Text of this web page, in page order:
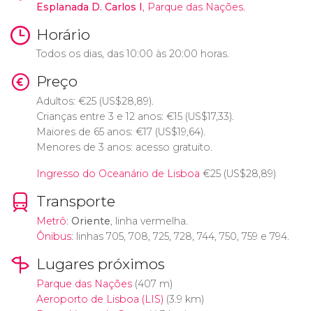
Esplanada D. Carlos I , Parque das Nações.
Horário
Todos os dias, das 10:00 às 20:00 horas.
Preço
Adultos: €25 (US$28,89).
Crianças entre 3 e 12 anos: €15 (US$17,33).
Maiores de 65 anos: €17 (US$19,64).
Menores de 3 anos: acesso gratuito.
Ingresso do Oceanário de Lisboa €25 (US$28,89)
Transporte
Metrô: Oriente, linha vermelha.
Ônibus: linhas 705, 708, 725, 728, 744, 750, 759 e 794.
Lugares próximos
Parque das Nações(407 m)
Aeroporto de Lisboa (LIS) (3.9 km)